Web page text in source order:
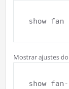
show fan
Mostrar ajustes
show fan-